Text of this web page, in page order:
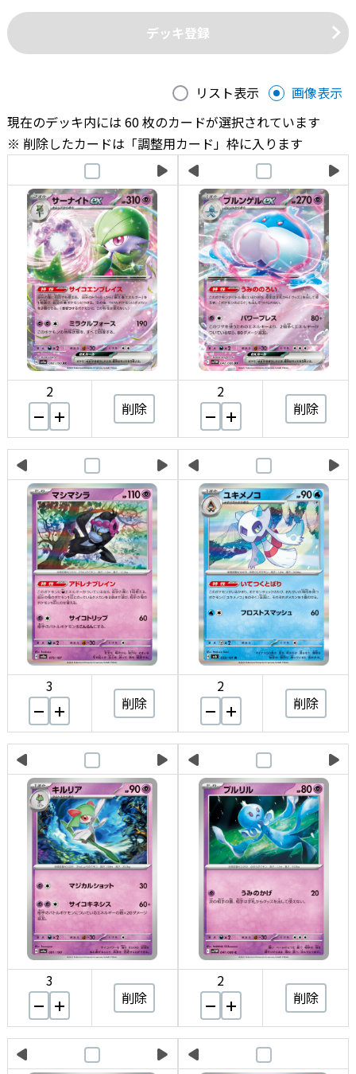
デッキ登録
リスト表示
画像表示
現在のデッキ内には 60 枚のカードが選択されています
削除したカードは「調整用カード」枠に入ります
2
削除
2
削除
3
削除
2
削除
3
削除
2
削除